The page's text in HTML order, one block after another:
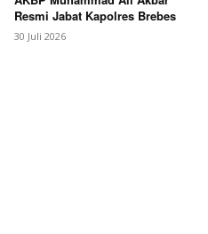
Resmi Jabat Kapolres Brebes
30 Juli 2026